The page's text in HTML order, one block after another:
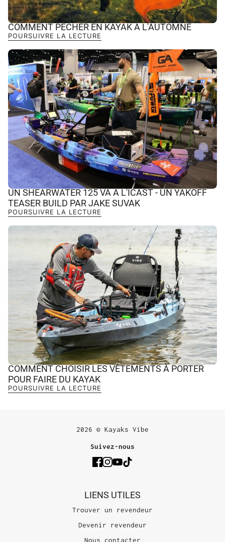
COMMENT PÊCHER EN KAYAK À L'AUTOMNE
POURSUIVRE LA LECTURE
UN SHEARWATER 125 VA À L'ICAST - UN YAKOFF
TEASER BUILD PAR JAKE SUVAK
POURSUIVRE LA LECTURE
COMMENT CHOISIR LES VÊTEMENTS À PORTER
POUR FAIRE DU KAYAK
POURSUIVRE LA LECTURE
2026 © Kayaks Vibe
Suivez-nous
LIENS UTILES
Trouver un revendeur
Devenir revendeur
Nous contacter